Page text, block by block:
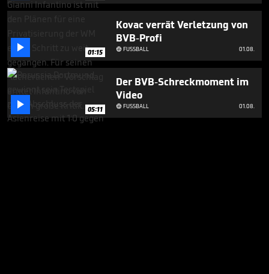
 01:15
Kovac verrät Verletzung von
BVB-Profi
FUSSBALL 01.08.
 05:11
Der BVB-Schreckmoment im
Video
FUSSBALL 01.08.